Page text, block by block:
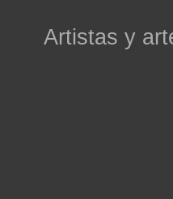
Artistas y